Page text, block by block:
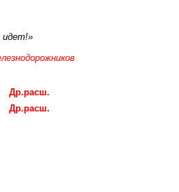
идет!»
Др.расш.
Др.расш.